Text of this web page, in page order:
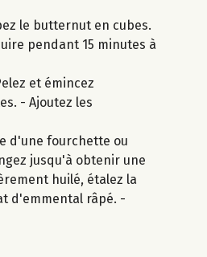
le butternut en cubes.
pendant 15 minutes à
et émincez
- Ajoutez les
d'une fourchette ou
jusqu'à obtenir une
huilé, étalez la
d'emmental râpé. -